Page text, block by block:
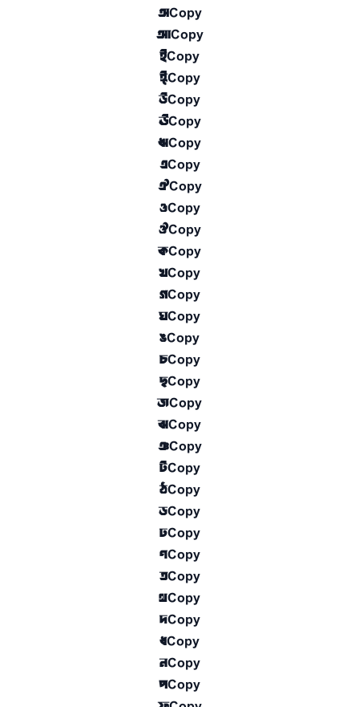
অCopy
আCopy
ইCopy
ঈCopy
উCopy
ঊCopy
ঋCopy
এCopy
ঐCopy
ওCopy
ঔCopy
কCopy
খCopy
গCopy
ঘCopy
ঙCopy
চCopy
ছCopy
জCopy
ঝCopy
ঞCopy
টCopy
ঠCopy
ডCopy
ঢCopy
ণCopy
তCopy
থCopy
দCopy
ধCopy
নCopy
পCopy